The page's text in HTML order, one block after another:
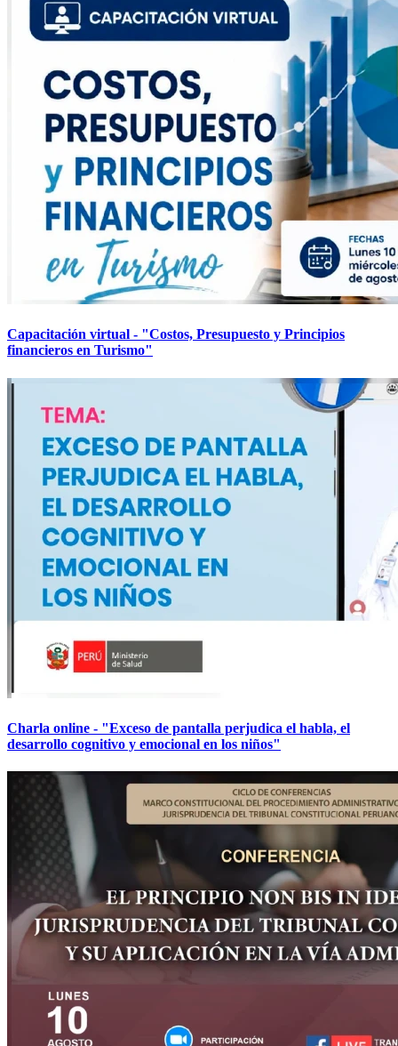
Capacitación virtual - "Costos, Presupuesto y Principios
financieros en Turismo"
Charla online - "Exceso de pantalla perjudica el habla, el
desarrollo cognitivo y emocional en los niños"